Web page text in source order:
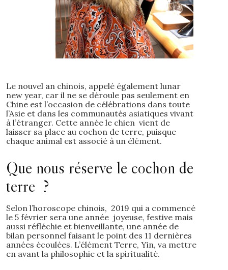
Le nouvel an chinois, appelé également lunar
new year, car il ne se déroule pas seulement en
Chine est l’occasion de célébrations dans toute
l’Asie et dans les communautés asiatiques vivant
à l’étranger. Cette année le chien vient de
laisser sa place au cochon de terre, puisque
chaque animal est associé à un élément.
Que nous réserve le cochon de
terre ?
Selon l’horoscope chinois, 2019 qui a commencé
le 5 février sera une année joyeuse, festive mais
aussi réfléchie et bienveillante, une année de
bilan personnel faisant le point des 11 dernières
années écoulées. L’élément Terre, Yin, va mettre
en avant la philosophie et la spiritualité.